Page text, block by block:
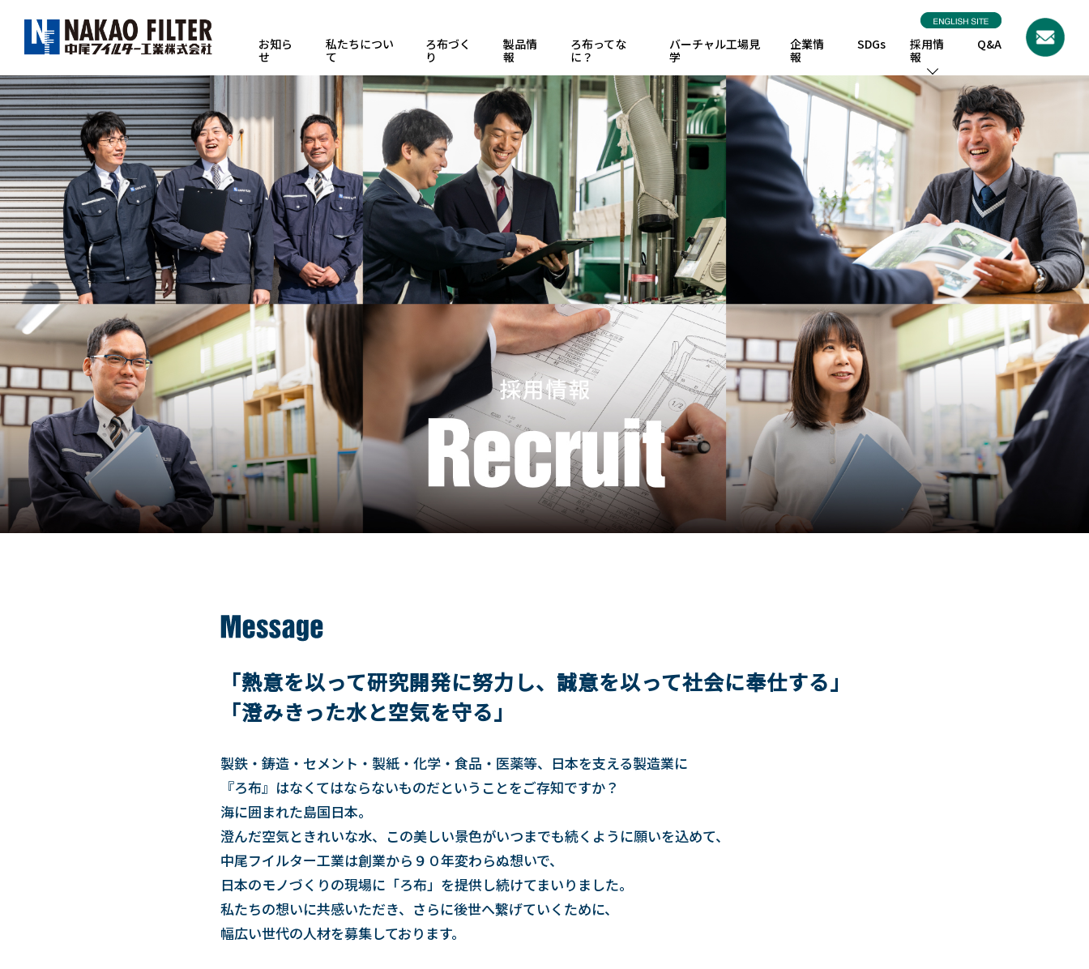
content
お知ら
せ
私たちについ
て
ろ布づく
り
製品情
報
ろ布ってな
に？
バーチャル工場見
学
企業情
報
SDGs
採用情
報
Q&A
「熱意を以って研究開発に努力し、誠意を以って社会に奉仕する」
「澄みきった水と空気を守る」
製鉄・鋳造・セメント・製紙・化学・食品・医薬等、日本を支える製造業に
『ろ布』はなくてはならないものだということをご存知ですか？
海に囲まれた島国日本。
澄んだ空気ときれいな水、この美しい景色がいつまでも続くように願いを込めて、
中尾フイルター工業は創業から９０年変わらぬ想いで、
日本のモノづくりの現場に「ろ布」を提供し続けてまいりました。
私たちの想いに共感いただき、さらに後世へ繋げていくために、
幅広い世代の人材を募集しております。